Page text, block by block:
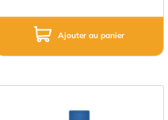
Ajouter au panier